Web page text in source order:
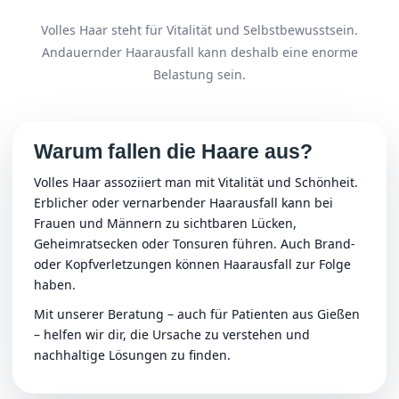
Volles Haar steht für Vitalität und Selbstbewusstsein.
Andauernder Haarausfall kann deshalb eine enorme
Belastung sein.
Warum fallen die Haare aus?
Volles Haar assoziiert man mit Vitalität und Schönheit.
Erblicher oder vernarbender Haarausfall kann bei
Frauen und Männern zu sichtbaren Lücken,
Geheimratsecken oder Tonsuren führen. Auch Brand-
oder Kopfverletzungen können Haarausfall zur Folge
haben.
Mit unserer Beratung – auch für Patienten aus Gießen
– helfen wir dir, die Ursache zu verstehen und
nachhaltige Lösungen zu finden.